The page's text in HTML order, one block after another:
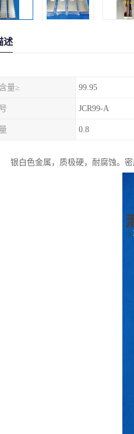
述
量≥ 99.95
JCR99-A
0.8
银白色金属，质极硬，耐腐蚀。